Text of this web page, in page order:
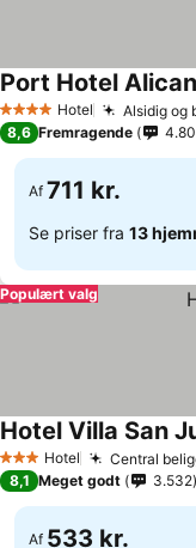
4 StjernerHotel Alsidig og
Port Hotel
8,6 Fremragende
Af 711 kr.
Se priser fra 13
Populært valg
3 StjernerHotel Central
Hotel Villa San
8,1 Meget godt 3.532
Af 533 kr.